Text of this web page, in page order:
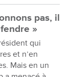
pas, il
»
qui
et n’en
Mais en un